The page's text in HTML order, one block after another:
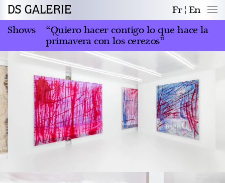
DS GALERIE Fr
En
Shows
“Quiero hacer contigo lo que hace la
primavera con los cerezos”